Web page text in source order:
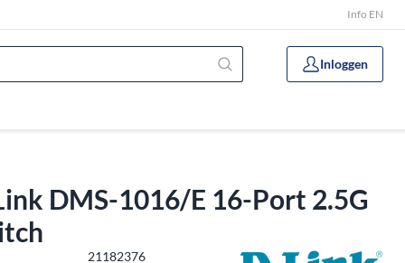
Info EN
Inloggen
DMS-1016/E 16-Port 2.5G
21182376